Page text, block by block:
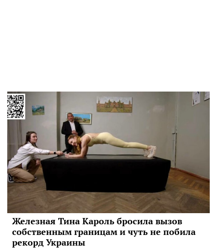
Железная Тина Кароль бросила вызов
собственным границам и чуть не побила
рекорд Украины